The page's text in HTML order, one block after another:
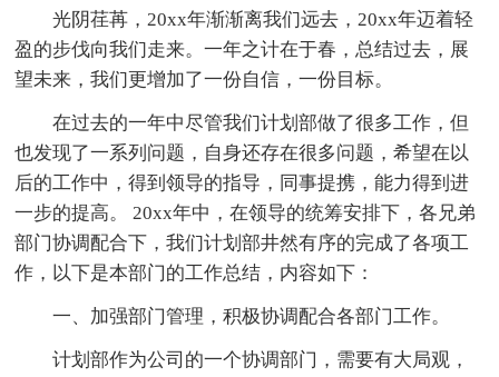
光阴荏苒，20xx年渐渐离我们远去，20xx年迈着轻
盈的步伐向我们走来。一年之计在于春，总结过去，展
望未来，我们更增加了一份自信，一份目标。
在过去的一年中尽管我们计划部做了很多工作，但
也发现了一系列问题，自身还存在很多问题，希望在以
后的工作中，得到领导的指导，同事提携，能力得到进
一步的提高。 20xx年中，在领导的统筹安排下，各兄弟
部门协调配合下，我们计划部井然有序的完成了各项工
作，以下是本部门的工作总结，内容如下：
一、加强部门管理，积极协调配合各部门工作。
计划部作为公司的一个协调部门，需要有大局观，